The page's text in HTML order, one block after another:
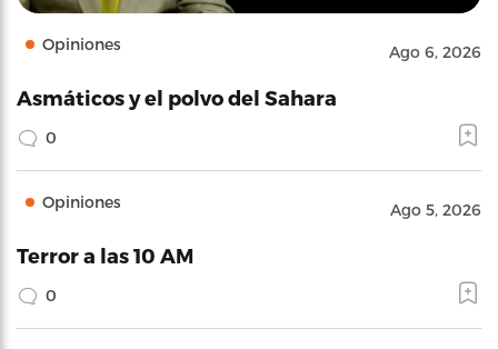
Opiniones Ago 6, 2026
Asmáticos y el polvo del Sahara
0
Opiniones Ago 5, 2026
Terror a las 10 AM
0